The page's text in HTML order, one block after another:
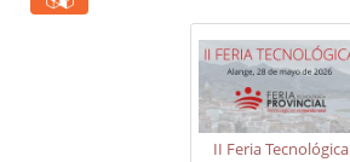
II Feria Tecnológica